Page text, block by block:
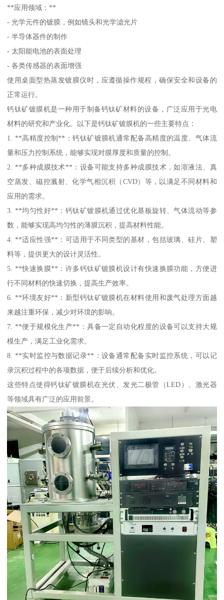
**应用领域：**
- 光学元件的镀膜，例如镜头和光学滤光片
- 半导体器件的制作
- 太阳能电池的表面处理
- 各类传感器的表面增强
使用桌面型热蒸发镀膜仪时，应遵循操作规程，确保安全和设备的
正常运行。
钙钛矿镀膜机是一种用于制备钙钛矿材料的设备，广泛应用于光电
材料的研究和产业化。以下是钙钛矿镀膜机的一些主要特点：
1. **高精度控制**：钙钛矿镀膜机通常配备高精度的温度、气体流
量和压力控制系统，能够实现对膜厚度和质量的控制。
2. **多种成膜技术**：设备可能支持多种成膜技术，如溶液法、真
空蒸发、磁控溅射、化学气相沉积（CVD）等，以满足不同材料和
应用的需求。
3. **均匀性好**：钙钛矿镀膜机通过优化基板旋转、气体流动等参
数，能够实现高均匀性的薄膜沉积，提高材料性能。
4. **适应性强**：可适用于不同类型的基材，包括玻璃、硅片、塑
料等，提供更大的设计灵活性。
5. **快速换膜**：许多钙钛矿镀膜机设计有快速换膜功能，方便进
行不同材料的快速切换，提高生产效率。
6. **环境友好**：新型钙钛矿镀膜机在材料使用和废气处理方面越
来越注重环保，减少对环境的影响。
7. **便于规模化生产**：具备一定自动化程度的设备可以支持大规
模生产，满足工业化需求。
8. **实时监控与数据记录**：设备通常配备实时监控系统，可以记
录沉积过程中的各项数据，便于后续分析和优化。
这些特点使得钙钛矿镀膜机在光伏、发光二极管（LED）、激光器
等领域具有广泛的应用前景。